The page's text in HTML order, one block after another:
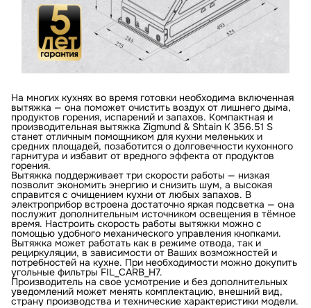
На многих кухнях во время готовки необходима включенная
вытяжка — она поможет очистить воздух от лишнего дыма,
продуктов горения, испарений и запахов. Компактная и
производительная вытяжка Zigmund & Shtain K 356.51 S
станет отличным помощником для кухни меленьких и
средних площадей, позаботится о долговечности кухонного
гарнитура и избавит от вредного эффекта от продуктов
горения.
Вытяжка поддерживает три скорости работы — низкая
позволит экономить энергию и снизить шум, а высокая
справится с очищением кухни от любых запахов. В
электроприбор встроена достаточно яркая подсветка — она
послужит дополнительным источником освещения в тёмное
время. Настроить скорость работы вытяжки можно с
помощью удобного механического управления кнопками.
Вытяжка может работать как в режиме отвода, так и
рециркуляции, в зависимости от Ваших возможностей и
потребностей на кухне. При необходимости можно докупить
угольные фильтры FIL_CARB_H7.
Производитель на свое усмотрение и без дополнительных
уведомлений может менять комплектацию, внешний вид,
страну производства и технические характеристики модели.